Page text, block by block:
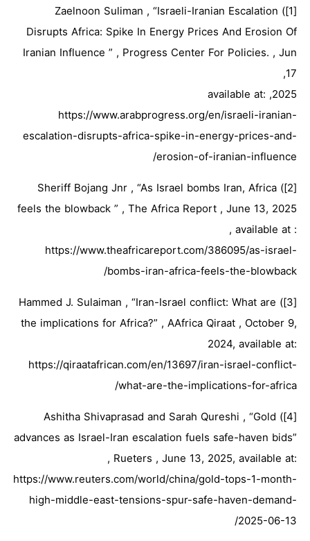
[1]) Zaelnoon Suliman , “Israeli-Iranian Escalation
Disrupts Africa: Spike In Energy Prices And Erosion Of
Iranian Influence ” , Progress Center For Policies. , Jun
17,
2025, available at:
https://www.arabprogress.org/en/israeli-iranian-
escalation-disrupts-africa-spike-in-energy-prices-and-
erosion-of-iranian-influence/
[2]) Sheriff Bojang Jnr , “As Israel bombs Iran, Africa
feels the blowback ” , The Africa Report , June 13, 2025
, available at :
https://www.theafricareport.com/386095/as-israel-
bombs-iran-africa-feels-the-blowback/
[3]) Hammed J. Sulaiman , “Iran-Israel conflict: What are
the implications for Africa?” , AAfrica Qiraat , October 9,
2024, available at:
https://qiraatafrican.com/en/13697/iran-israel-conflict-
what-are-the-implications-for-africa/
[4]) Ashitha Shivaprasad and Sarah Qureshi , “Gold
advances as Israel-Iran escalation fuels safe-haven bids”
, Rueters , June 13, 2025, available at:
https://www.reuters.com/world/china/gold-tops-1-month-
high-middle-east-tensions-spur-safe-haven-demand-
2025-06-13/